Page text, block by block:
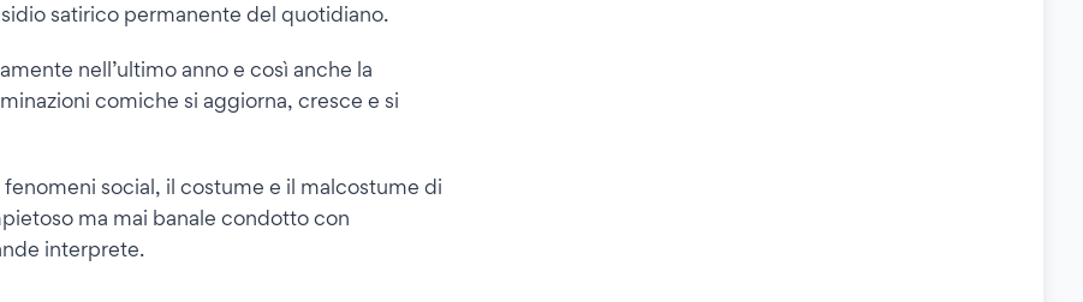
satirico permanente del quotidiano.
nell’ultimo anno e così anche la
comiche si aggiorna, cresce e si
social, il costume e il malcostume di
ma mai banale condotto con
interprete.